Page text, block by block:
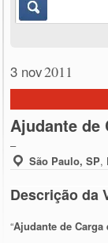
3 nov2011
Ajudante de
–
São Paulo, SP,
Descrição da
“Ajudante de Carga